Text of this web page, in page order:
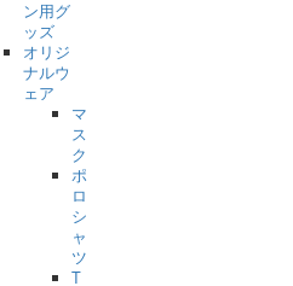
ン用グ
ッズ
オリジ
ナルウ
ェア
マ
ス
ク
ポ
ロ
シ
ャ
ツ
T